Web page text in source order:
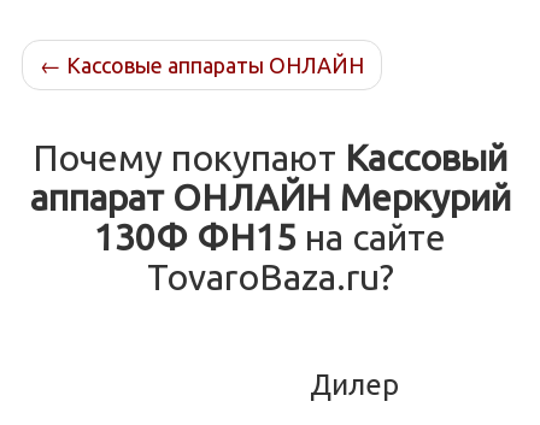
← Кассовые аппараты ОНЛАЙН
Почему покупают Кассовый
аппарат ОНЛАЙН Меркурий
130Ф ФН15 на сайте
TovaroBaza.ru?
Дилер